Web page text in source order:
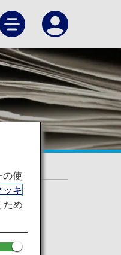
の使
ッキ
ため